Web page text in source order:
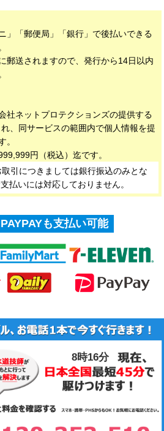
」「郵便局」「銀行」で後払いできる
郵送されますので、発行から14日以内
社ネットプロテクションズの提供する
、同サービスの範囲内で個人情報を提
。
円（税込）迄です。
引につきましては銀行振込のみとな
払いには対応しておりません。
も支払い可能
8時16分